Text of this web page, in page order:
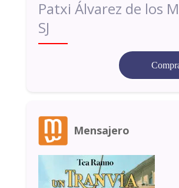
Patxi Álvarez de los
SJ
Mensajero